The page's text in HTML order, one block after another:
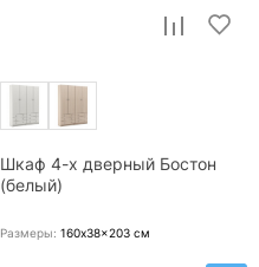
Шкаф 4-х дверный Бостон
(белый)
Размеры: 160x38x203 см